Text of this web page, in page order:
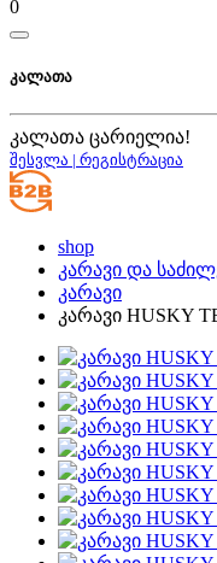
0
კალათა
კალათა ცარიელია!
შესვლა | რეგისტრაცია
shop
კარავი და
კარავი
კარავი HUSKY